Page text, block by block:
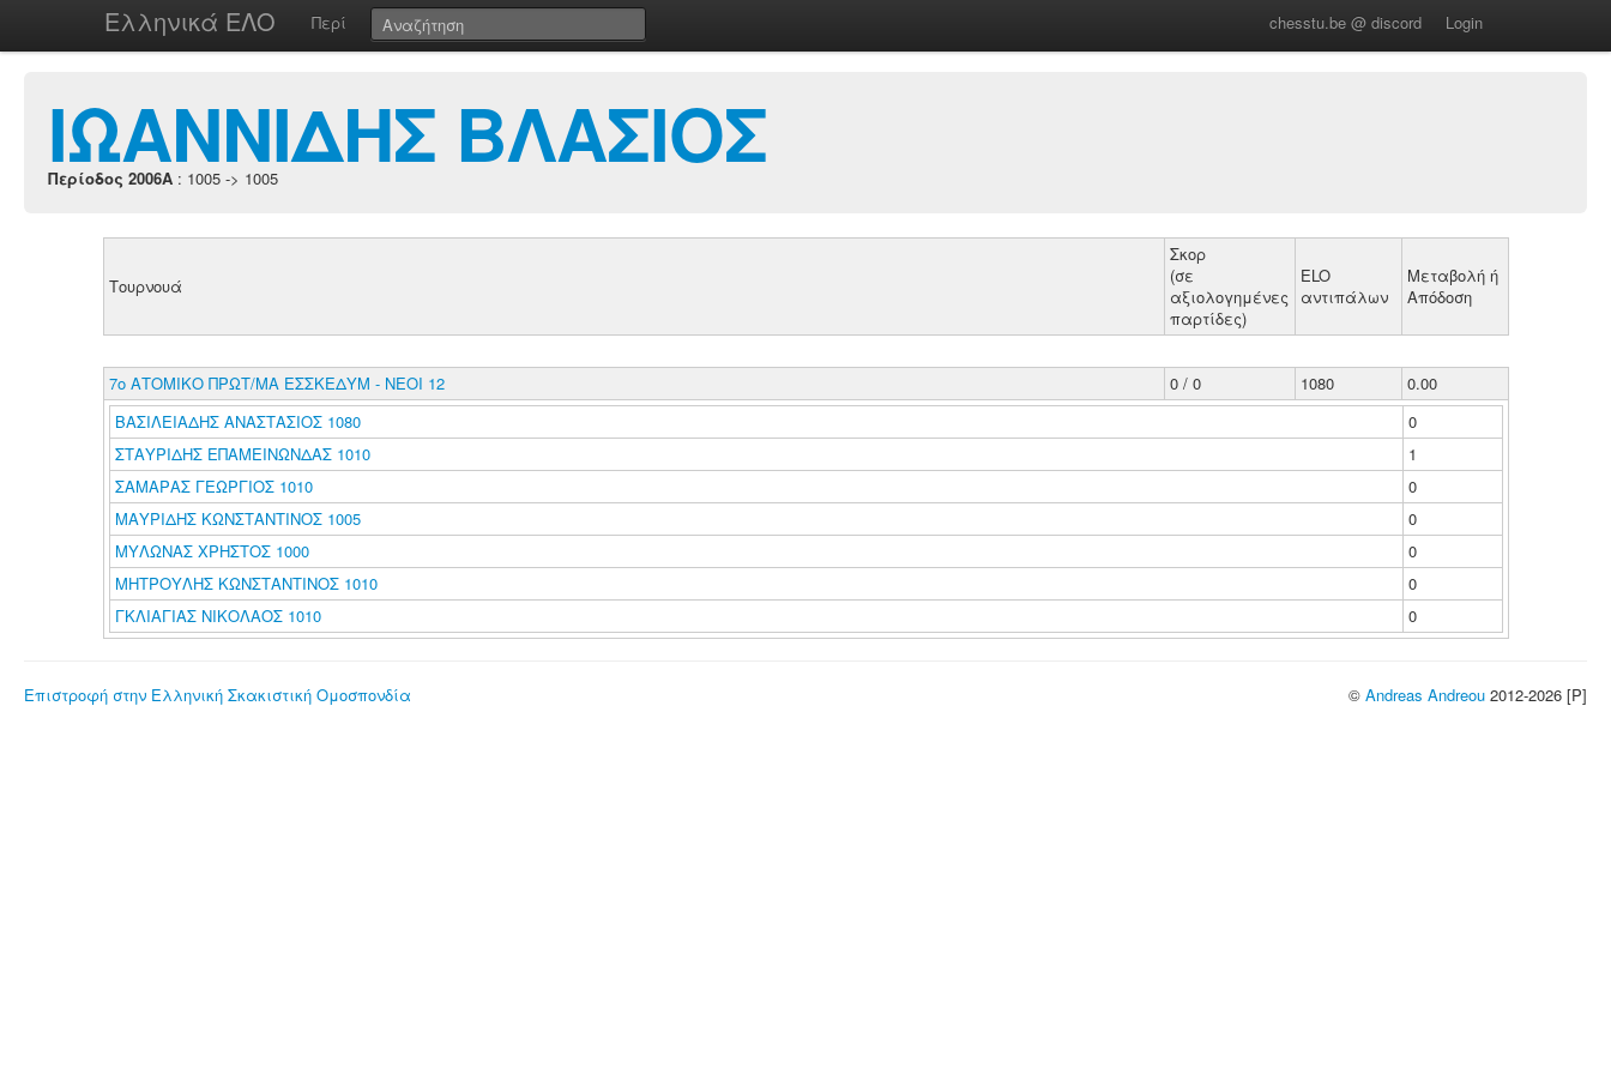
Ελληνικά ΕΛΟ Περί chesstu.be @ discord Login
ΙΩΑΝΝΙΔΗΣ ΒΛΑΣΙΟΣ
Περίοδος 2006A : 1005 -> 1005
Τουρνουά
Σκορ
(σε
αξιολογημένες
παρτίδες)
ELO
αντιπάλων
Μεταβολή ή
Απόδοση
7ο ΑΤΟΜΙΚΟ ΠΡΩΤ/ΜΑ ΕΣΣΚΕΔΥΜ - ΝΕΟΙ 12 0 / 0 1080
0.00
ΒΑΣΙΛΕΙΑΔΗΣ ΑΝΑΣΤΑΣΙΟΣ 1080
0
ΣΤΑΥΡΙΔΗΣ ΕΠΑΜΕΙΝΩΝΔΑΣ 1010
1
ΣΑΜΑΡΑΣ ΓΕΩΡΓΙΟΣ 1010
0
ΜΑΥΡΙΔΗΣ ΚΩΝΣΤΑΝΤΙΝΟΣ 1005
0
ΜΥΛΩΝΑΣ ΧΡΗΣΤΟΣ 1000
0
ΜΗΤΡΟΥΛΗΣ ΚΩΝΣΤΑΝΤΙΝΟΣ 1010
0
ΓΚΛΙΑΓΙΑΣ ΝΙΚΟΛΑΟΣ 1010
0
Επιστροφή στην Ελληνική Σκακιστική Ομοσπονδία © Andreas Andreou 2012-2026 [P]